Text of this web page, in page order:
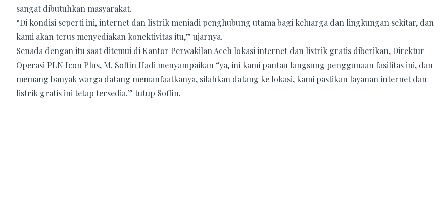
sangat dibutuhkan masyarakat.
“Di kondisi seperti ini, internet dan listrik menjadi penghubung utama bagi keluarga dan lingkungan sekitar, dan
kami akan terus menyediakan konektivitas itu,” ujarnya.
Senada dengan itu saat ditemui di Kantor Perwakilan Aceh lokasi internet dan listrik gratis diberikan, Direktur
Operasi PLN Icon Plus, M. Soffin Hadi menyampaikan “ya, ini kami pantau langsung penggunaan fasilitas ini, dan
memang banyak warga datang memanfaatkanya, silahkan datang ke lokasi, kami pastikan layanan internet dan
listrik gratis ini tetap tersedia.” tutup Soffin.